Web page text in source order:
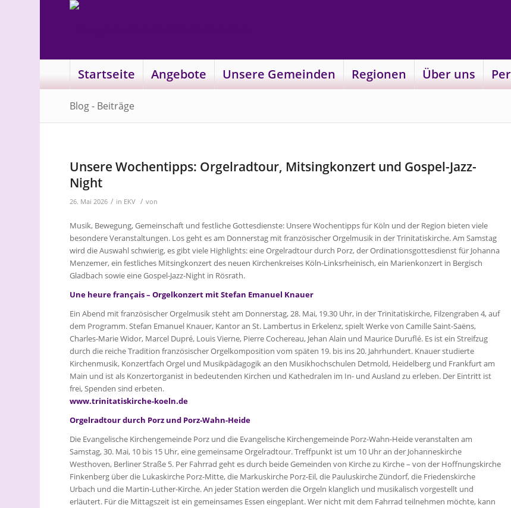
Startseite Angebote Unsere Gemeinden Regionen Über uns
Blog - Beiträge
Unsere Wochentipps: Orgelradtour, Mitsingkonzert und Gospel-Jazz-
Night
26. Mai 2026 / in EKV / von
Musik, Bewegung, Gemeinschaft und festliche Gottesdienste: Unsere Wochentipps für Köln und der Region bieten viele
besondere Veranstaltungen. Los geht es am Donnerstag mit französischer Orgelmusik in der Trinitatiskirche. Am Samstag
wird die Auswahl schwierig, es gibt viele Highlights: eine Orgelradtour durch Porz, der Ordinationsgottesdienst für Johanna
Menzemer, ein festliches Mitsingkonzert des neuen Kirchenkreises Köln-Linksrheinisch, ein Marienkonzert in Bergisch
Gladbach sowie eine Gospel-Jazz-Night in Rösrath.
Une heure français – Orgelkonzert mit Stefan Emanuel Knauer
Ein Abend mit französischer Orgelmusik steht am Donnerstag, 28. Mai, 19.30 Uhr, in der Trinitatiskirche, Filzengraben 4, auf
dem Programm. Stefan Emanuel Knauer, Kantor an St. Lambertus in Erkelenz, spielt Werke von Camille Saint-Saëns,
Charles-Marie Widor, Marcel Dupré, Louis Vierne, Pierre Cochereau, Jehan Alain und Maurice Duruflé. Es ist ein Streifzug
durch die reiche Tradition französischer Orgelkomposition vom späten 19. bis ins 20. Jahrhundert. Knauer studierte
Kirchenmusik, Konzertfach Orgel und Musikpädagogik an den Musikhochschulen Detmold, Heidelberg und Frankfurt am
Main und ist als Konzertorganist in bedeutenden Kirchen und Kathedralen im In- und Ausland zu erleben. Der Eintritt ist
frei, Spenden sind erbeten.
www.trinitatiskirche-koeln.de
Orgelradtour durch Porz und Porz-Wahn-Heide
Die Evangelische Kirchengemeinde Porz und die Evangelische Kirchengemeinde Porz-Wahn-Heide veranstalten am
Samstag, 30. Mai, 10 bis 15 Uhr, eine gemeinsame Orgelradtour. Treffpunkt ist um 10 Uhr an der Johanneskirche
Westhoven, Berliner Straße 5. Per Fahrrad geht es durch beide Gemeinden von Kirche zu Kirche – von der Hoffnungskirche
Finkenberg über die Lukaskirche Porz-Mitte, die Markuskirche Porz-Eil, die Pauluskirche Zündorf, die Friedenskirche
Urbach und die Martin-Luther-Kirche. An jeder Station werden die Orgeln klanglich und musikalisch vorgestellt und
erläutert. Für die Mittagszeit ist ein gemeinsames Essen eingeplant. Wer nicht mit dem Fahrrad teilnehmen möchte, kann